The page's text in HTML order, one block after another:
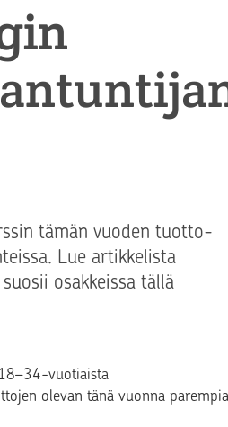
tämän vuoden tuotto-
Lue artikkelista
osakkeissa tällä
vuotiaista
olevan tänä vuonna parempia